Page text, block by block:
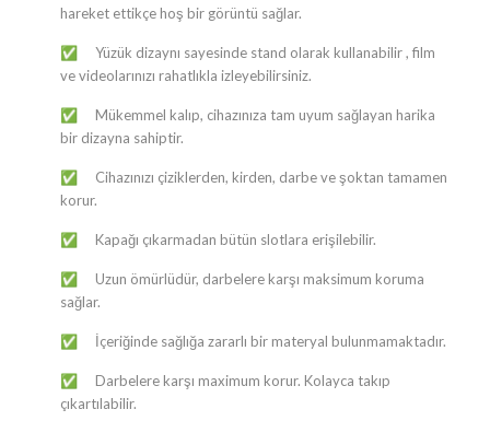
hareket ettikçe hoş bir görüntü sağlar.
✅ Yüzük dizaynı sayesinde stand olarak kullanabilir , film
ve videolarınızı rahatlıkla izleyebilirsiniz.
✅ Mükemmel kalıp, cihazınıza tam uyum sağlayan harika
bir dizayna sahiptir.
✅ Cihazınızı çiziklerden, kirden, darbe ve şoktan tamamen
korur.
✅ Kapağı çıkarmadan bütün slotlara erişilebilir.
✅ Uzun ömürlüdür, darbelere karşı maksimum koruma
sağlar.
✅ İçeriğinde sağlığa zararlı bir materyal bulunmamaktadır.
✅ Darbelere karşı maximum korur. Kolayca takıp
çıkartılabilir.